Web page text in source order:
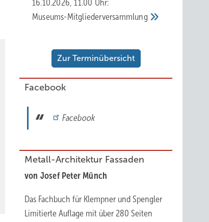
16.10.2026, 11.00 Uhr:
Museums-Mitgliederversammlung
Zur Terminübersicht
Facebook
Facebook
Metall-Architektur Fassaden
von Josef Peter Münch
Das Fachbuch für Klempner und Spengler
Limitierte Auflage mit über 280 Seiten